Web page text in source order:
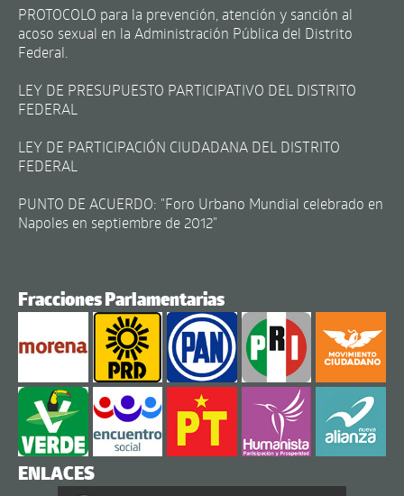
PROTOCOLO para la prevención, atención y sanción al
acoso sexual en la Administración Pública del Distrito
Federal.
LEY DE PRESUPUESTO PARTICIPATIVO DEL DISTRITO
FEDERAL
LEY DE PARTICIPACIÓN CIUDADANA DEL DISTRITO
FEDERAL
PUNTO DE ACUERDO: "Foro Urbano Mundial celebrado en
Napoles en septiembre de 2012"
Fracciones Parlamentarias
ENLACES